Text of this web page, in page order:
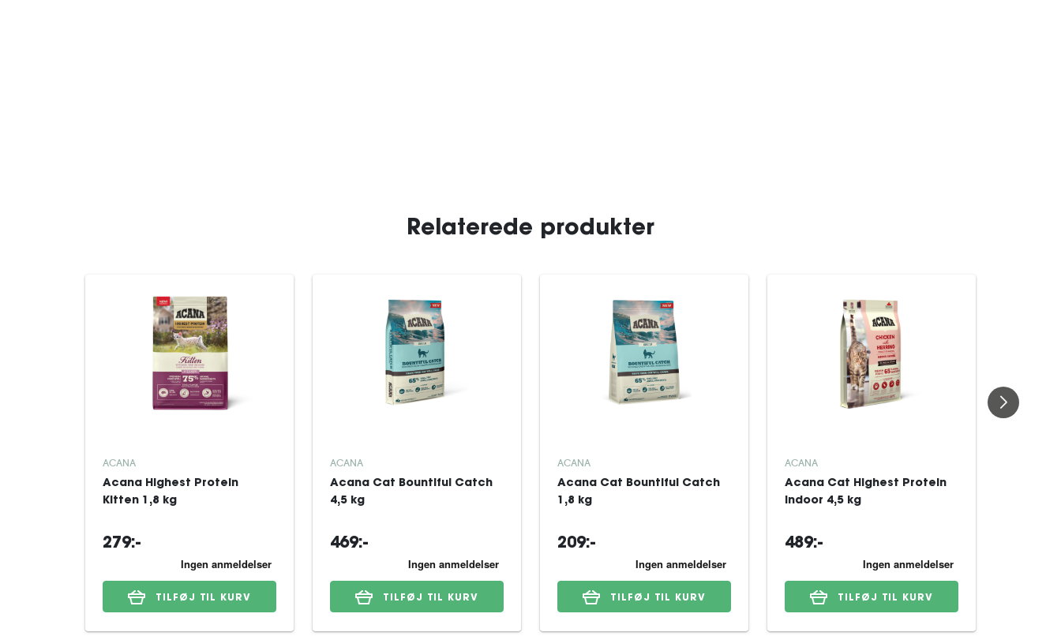
Relaterede produkter
ACANA
Acana Highest Protein
Kitten 1,8 kg
279:-
TILFØJ TIL KURV
ACANA
Acana Cat Bountiful Catch
4,5 kg
469:-
TILFØJ TIL KURV
ACANA
Acana Cat Bountiful Catch
1,8 kg
209:-
TILFØJ TIL KURV
ACANA
Acana Cat Highest Protein
Indoor 4,5 kg
489:-
TILFØJ TIL KURV